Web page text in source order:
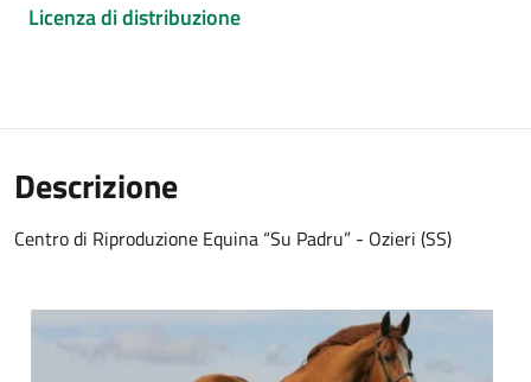
Licenza di distribuzione
Descrizione
Centro di Riproduzione Equina “Su Padru” - Ozieri (SS)